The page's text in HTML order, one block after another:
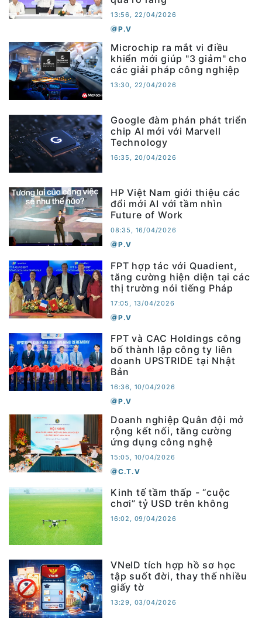
13:56, 22/04/2026
P.V
Microchip ra mắt vi điều
khiển mới giúp "3 giảm" cho
các giải pháp công nghiệp
13:30, 22/04/2026
Google đàm phán phát triển
chip AI mới với Marvell
Technology
16:35, 20/04/2026
HP Việt Nam giới thiệu các
đổi mới AI với tầm nhìn
Future of Work
08:35, 16/04/2026
P.V
FPT hợp tác với Quadient,
tăng cường hiện diện tại các
thị trường nói tiếng Pháp
17:05, 13/04/2026
P.V
FPT và CAC Holdings công
bố thành lập công ty liên
doanh UPSTRIDE tại Nhật
Bản
16:36, 10/04/2026
P.V
Doanh nghiệp Quân đội mở
rộng kết nối, tăng cường
ứng dụng công nghệ
15:05, 10/04/2026
C.T.V
Kinh tế tầm thấp - “cuộc
chơi” tỷ USD trên không
16:02, 09/04/2026
VNeID tích hợp hồ sơ học
tập suốt đời, thay thế nhiều
giấy tờ
13:29, 03/04/2026